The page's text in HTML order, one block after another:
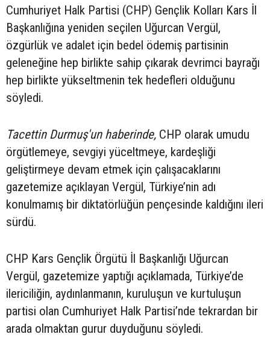
Cumhuriyet Halk Partisi (CHP) Gençlik Kolları Kars İl
Başkanlığına yeniden seçilen Uğurcan Vergül,
özgürlük ve adalet için bedel ödemiş partisinin
geleneğine hep birlikte sahip çıkarak devrimci bayrağı
hep birlikte yükseltmenin tek hedefleri olduğunu
söyledi.
Tacettin Durmuş'un haberinde, CHP olarak umudu
örgütlemeye, sevgiyi yüceltmeye, kardeşliği
geliştirmeye devam etmek için çalışacaklarını
gazetemize açıklayan Vergül, Türkiye’nin adı
konulmamış bir diktatörlüğün pençesinde kaldığını ileri
sürdü.
CHP Kars Gençlik Örgütü İl Başkanlığı Uğurcan
Vergül, gazetemize yaptığı açıklamada, Türkiye’de
ilericiliğin, aydınlanmanın, kuruluşun ve kurtuluşun
partisi olan Cumhuriyet Halk Partisi’nde tekrardan bir
arada olmaktan gurur duyduğunu söyledi.